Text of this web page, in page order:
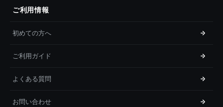
ご利用情報
初めての方へ
ご利用ガイド
よくある質問
お問い合わせ